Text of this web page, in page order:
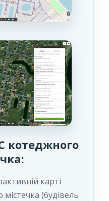
котеджного
карті
містечка (будівель